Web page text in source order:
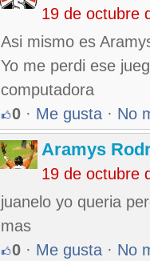
19 de octubre
Asi mismo es
Yo me perdi ese
computadora
0 · Me gusta · No
Aramys
19 de octubre
juanelo yo queria
mas
0 · Me gusta · No